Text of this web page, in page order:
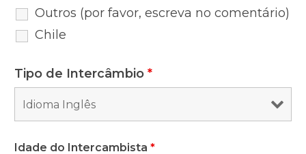
Outros (por favor, escreva no comentário)
Chile
Tipo de Intercâmbio *
Idade do Intercambista *